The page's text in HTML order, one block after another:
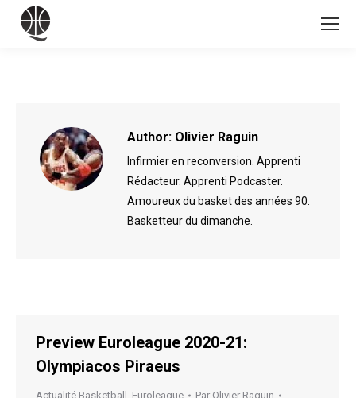
Author: Olivier Raguin
Infirmier en reconversion. Apprenti
Rédacteur. Apprenti Podcaster.
Amoureux du basket des années 90.
Basketteur du dimanche.
Preview Euroleague 2020-21:
Olympiacos Piraeus
Actualité Basketball , Euroleague Par Olivier Raguin